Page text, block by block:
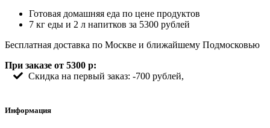
Готовая домашняя еда по цене продуктов
7 кг еды и 2 л напитков за 5300 рублей
Бесплатная доставка по Москве и ближайшему Подмосковью
При заказе от 5300 р:
Скидка на первый заказ: -700 рублей,
Информация